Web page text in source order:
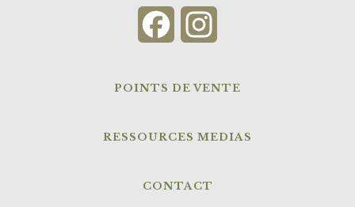
Facebook
POINTS DE VENTE
RESSOURCES MEDIAS
CONTACT